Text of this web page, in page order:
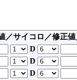
／サイコロ／修正
D
D
D